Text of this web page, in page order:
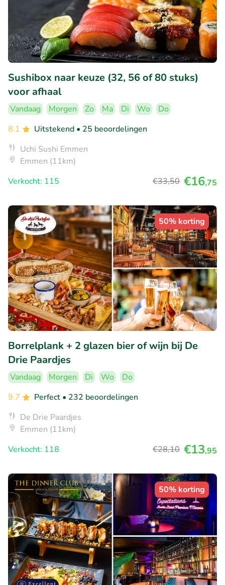
Sushibox naar keuze (32, 56 of 80 stuks)
voor afhaal
Vandaag Morgen Zo Ma Di Wo
Do
8.1
Uitstekend • 25 beoordelingen
Uchi Sushi Emmen
Emmen (11km)
Verkocht: 115
€33,50 €16,75
50% korting
Borrelplank + 2 glazen bier of wijn bij De
Drie Paardjes
Vandaag Morgen Di Wo
Do
9.7
Perfect • 232 beoordelingen
De Drie Paardjes
Emmen (11km)
Verkocht: 118
€28,10 €13,95
50% korting